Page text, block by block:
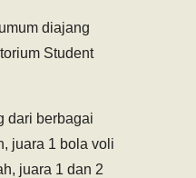
diajang
Student
dari berbagai
juara 1 bola voli
juara 1 dan 2